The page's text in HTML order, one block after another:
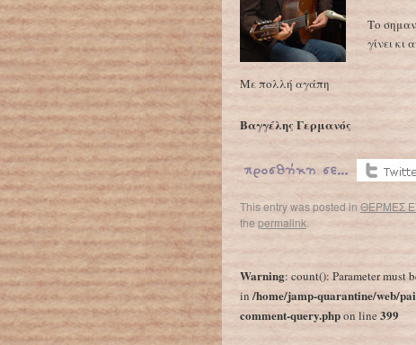
Το
γίνει κι
Με πολλή αγάπη
Βαγγέλης Γερμανός
This entry was posted in ΘΕΡΜΕΣ
the permalink.
Warning: count(): Parameter must
in/home/jamp-quarantine/web/
comment-query.phpon line 399